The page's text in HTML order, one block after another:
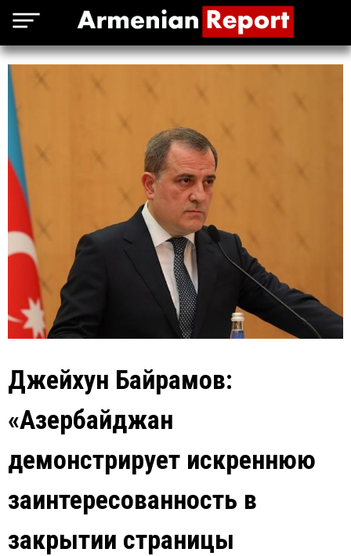
Джейхун Байрамов:
«Азербайджан
демонстрирует искреннюю
заинтересованность в
закрытии страницы